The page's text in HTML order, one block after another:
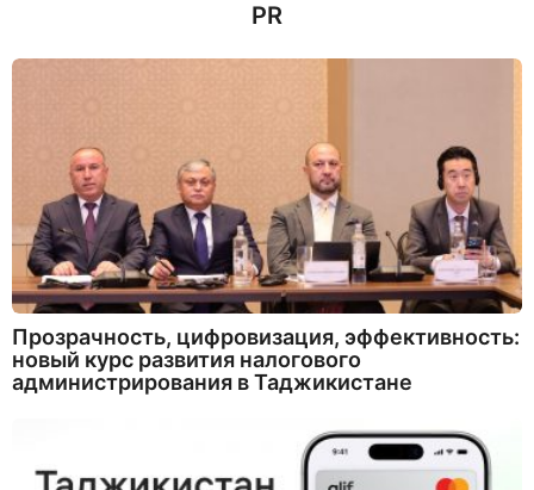
PR
Прозрачность, цифровизация, эффективность:
новый курс развития налогового
администрирования в Таджикистане